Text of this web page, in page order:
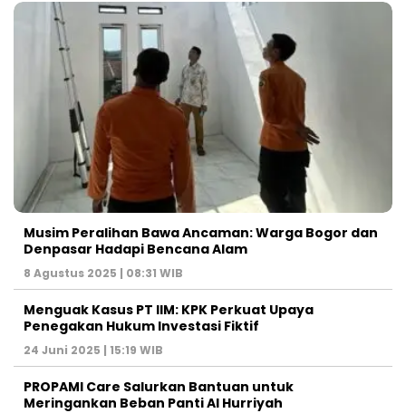
Musim Peralihan Bawa Ancaman: Warga Bogor dan
Denpasar Hadapi Bencana Alam
8 Agustus 2025 | 08:31 WIB
Menguak Kasus PT IIM: KPK Perkuat Upaya
Penegakan Hukum Investasi Fiktif
24 Juni 2025 | 15:19 WIB
PROPAMI Care Salurkan Bantuan untuk
Meringankan Beban Panti Al Hurriyah